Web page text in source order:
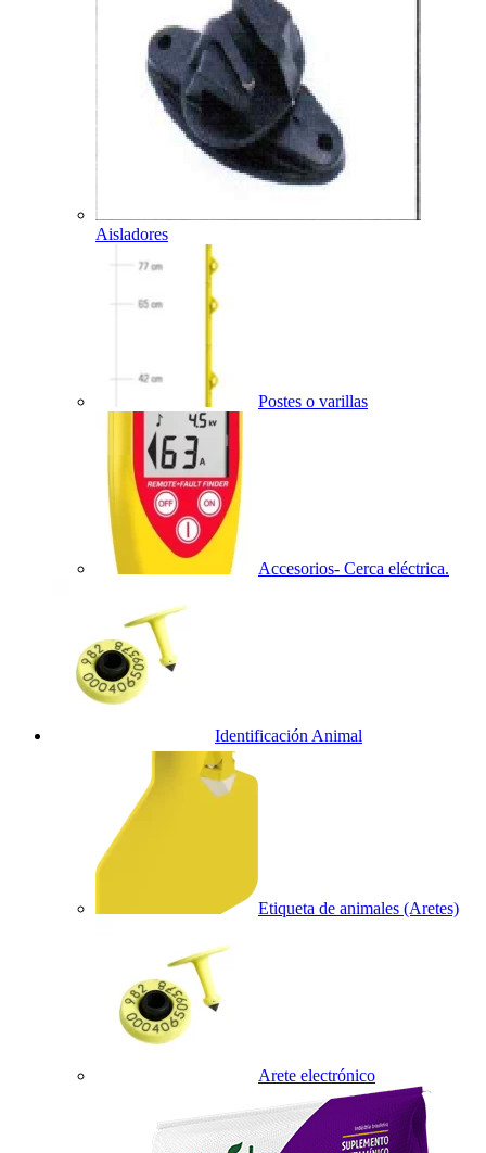
Aisladores
Postes o varillas
Accesorios- Cerca eléctrica.
Identificación Animal
Etiqueta de animales (Aretes)
Arete electrónico